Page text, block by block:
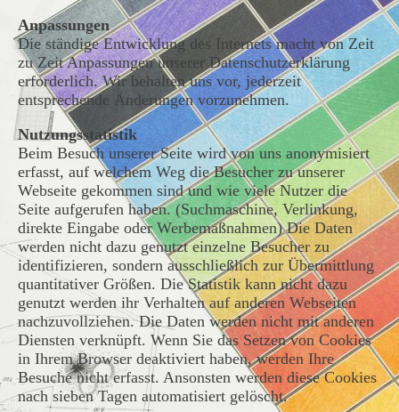
Anpassungen
Die ständige Entwicklung des Internets macht von Zeit
zu Zeit Anpassungen unserer Datenschutzerklärung
erforderlich. Wir behalten uns vor, jederzeit
entsprechende Änderungen vorzunehmen.
Nutzungsstatistik
Beim Besuch unserer Seite wird von uns anonymisiert
erfasst, auf welchem Weg die Besucher zu unserer
Webseite gekommen sind und wie viele Nutzer die
Seite aufgerufen haben. (Suchmaschine, Verlinkung,
direkte Eingabe oder Werbemaßnahmen) Die Daten
werden nicht dazu genutzt einzelne Besucher zu
identifizieren, sondern ausschließlich zur Übermittlung
quantitativer Größen. Die Statistik kann nicht dazu
genutzt werden ihr Verhalten auf anderen Webseiten
nachzuvollziehen. Die Daten werden nicht mit anderen
Diensten verknüpft. Wenn Sie das Setzen von Cookies
in Ihrem Browser deaktiviert haben, werden Ihre
Besuche nicht erfasst. Ansonsten werden diese Cookies
nach sieben Tagen automatisiert gelöscht.